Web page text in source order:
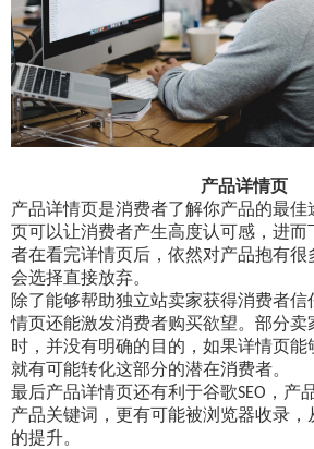
产品详情页
产品详情页是消费者了解你产品的最
页可以让消费者产生高度认可感，进而
者在看完详情页后，依然对产品抱有很
会选择直接放弃。
除了能够帮助独立站卖家获得消费者
情页还能激发消费者购买欲望。部分卖
时，并没有明确的目的，如果详情页能
就有可能转化这部分的潜在消费者。
最后产品详情页还有利于谷歌SEO ，产
产品关键词，更有可能被浏览器收录，
的提升。